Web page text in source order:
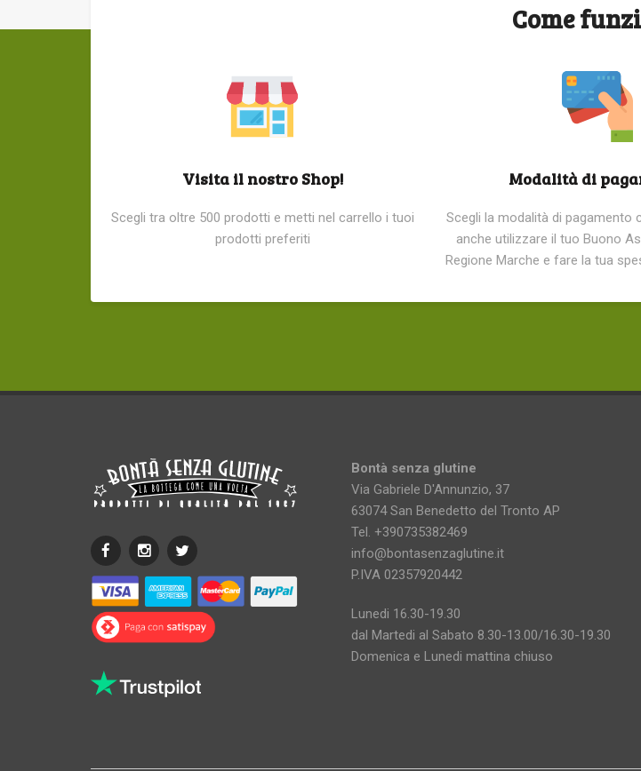
Come
Visita il nostro Shop!
Scegli tra oltre 500 prodotti e metti nel carrello i tuoi
prodotti preferiti
Modalità di
Scegli la modalità di pagamento
anche utilizzare il tuo Buono
Regione Marche e fare la tua
Bontà senza glutine
Via Gabriele D'Annunzio, 37
63074 San Benedetto del Tronto AP
Tel. +390735382469
info@bontasenzaglutine.it
P.IVA 02357920442
Lunedi 16.30-19.30
dal Martedi al Sabato 8.30-13.00/16.30-19.30
Domenica e Lunedi mattina chiuso